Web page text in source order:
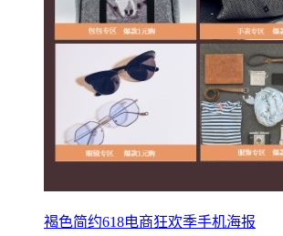
褐色简约618电商狂欢季手机海报